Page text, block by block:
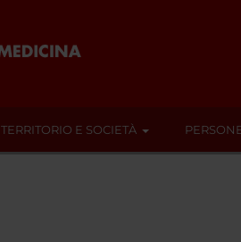
TERRITORIO E SOCIETÀ